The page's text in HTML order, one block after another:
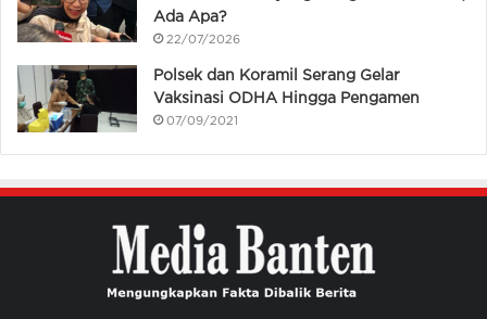
Ada Apa?
22/07/2026
Polsek dan Koramil Serang Gelar
Vaksinasi ODHA Hingga Pengamen
07/09/2021